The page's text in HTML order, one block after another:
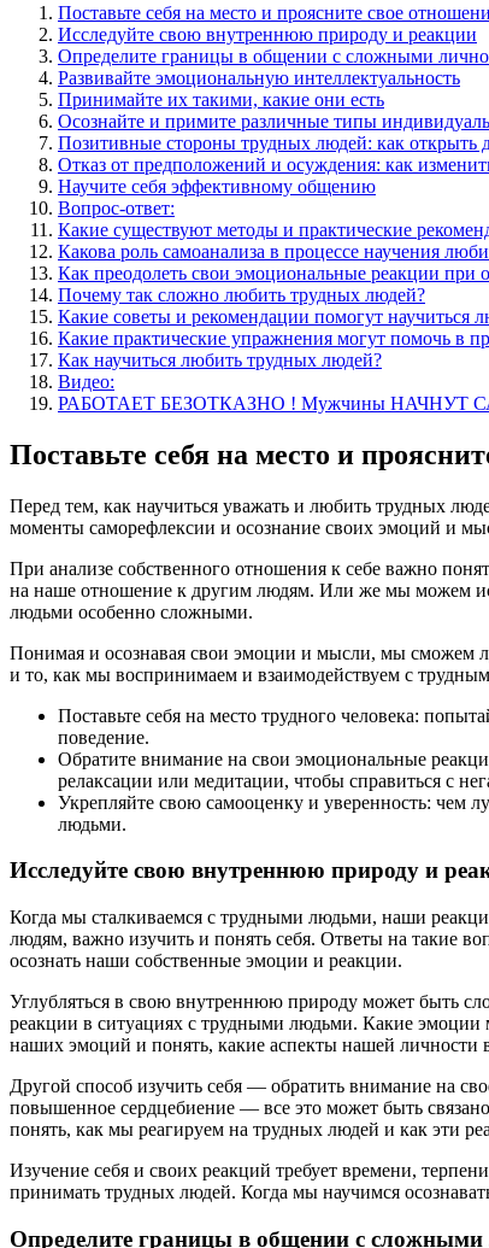
Поставьте себя на место и проясните свое
Исследуйте свою внутреннюю природу и реакции
Определите границы в общении с сложными
Развивайте эмоциональную интеллектуальность
Принимайте их такими, какие они есть
Осознайте и примите различные типы
Позитивные стороны трудных людей: как открыть
Отказ от предположений и осуждения: как
Научите себя эффективному общению
Вопрос-ответ:
Какие существуют методы и практические
Какова роль самоанализа в процессе научения
Как преодолеть свои эмоциональные реакции
Почему так сложно любить трудных людей?
Какие советы и рекомендации помогут научиться
Какие практические упражнения могут помочь в
Как научиться любить трудных людей?
Видео:
РАБОТАЕТ БЕЗОТКАЗНО ! Мужчины НАЧНУТ
Поставьте себя на место и
Перед тем, как научиться уважать и любить трудных
моменты саморефлексии и осознание своих эмоций и
При анализе собственного отношения к себе важно
на наше отношение к другим людям. Или же мы можем
людьми особенно сложными.
Понимая и осознавая свои эмоции и мысли, мы сможем
и то, как мы воспринимаем и взаимодействуем с
Поставьте себя на место трудного человека:
поведение.
Обратите внимание на свои эмоциональные
релаксации или медитации, чтобы справиться с
Укрепляйте свою самооценку и уверенность: чем
людьми.
Исследуйте свою внутреннюю природу и
Когда мы сталкиваемся с трудными людьми, наши
людям, важно изучить и понять себя. Ответы на такие
осознать наши собственные эмоции и реакции.
Углубляться в свою внутреннюю природу может быть
реакции в ситуациях с трудными людьми. Какие эмоции
наших эмоций и понять, какие аспекты нашей личности
Другой способ изучить себя — обратить внимание на
повышенное сердцебиение — все это может быть
понять, как мы реагируем на трудных людей и как эти
Изучение себя и своих реакций требует времени,
принимать трудных людей. Когда мы научимся
Определите границы в общении с сложными